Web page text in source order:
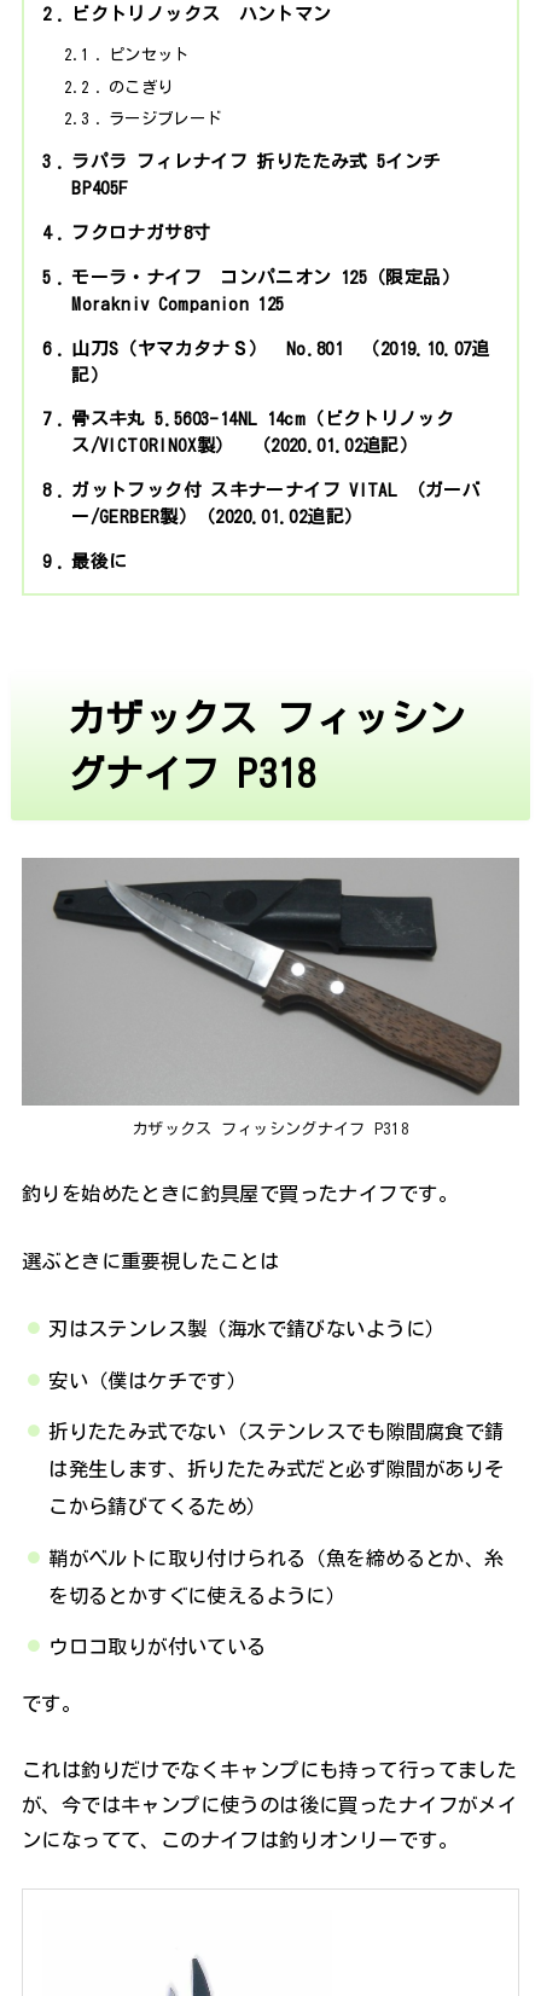
2 ビクトリノックス ハントマン
2.1
ピンセット
2.2
のこぎり
2.3
ラージブレード
3
ラパラ フィレナイフ 折りたたみ式 5インチ
BP405F
4 フクロナガサ8寸
5
モーラ・ナイフ コンパニオン 125（限定品）
Morakniv Companion 125
6
山刀S（ヤマカタナＳ） No.801 （2019.10.07追
記）
7
骨スキ丸 5.5603-14NL 14cm（ビクトリノック
ス/VICTORINOX製） （2020.01.02追記）
8
ガットフック付 スキナーナイフ VITAL （ガーバ
ー/GERBER製）（2020.01.02追記）
9 最後に
カザックス フィッシン
グナイフ P318
カザックス フィッシングナイフ P318
釣りを始めたときに釣具屋で買ったナイフです。
選ぶときに重要視したことは
刃はステンレス製（海水で錆びないように）
安い（僕はケチです）
折りたたみ式でない（ステンレスでも隙間腐食で錆
は発生します、折りたたみ式だと必ず隙間がありそ
こから錆びてくるため）
鞘がベルトに取り付けられる（魚を締めるとか、糸
を切るとかすぐに使えるように）
ウロコ取りが付いている
です。
これは釣りだけでなくキャンプにも持って行ってました
が、今ではキャンプに使うのは後に買ったナイフがメイ
ンになってて、このナイフは釣りオンリーです。